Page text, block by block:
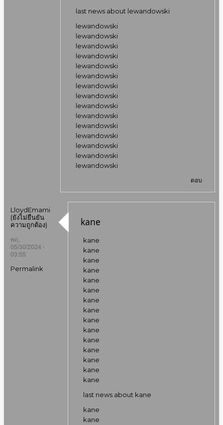
last news about lewandowski
lewandowski
lewandowski
lewandowski
lewandowski
lewandowski
lewandowski
lewandowski
lewandowski
lewandowski
lewandowski
lewandowski
lewandowski
lewandowski
lewandowski
lewandowski
ตอบ
LloydEmami
(ยังไม่ยืนยัน
ความถูกต้อง)
พฤ,
05/30/2024 -
03:55
Permalink
kane
kane
kane
kane
kane
kane
kane
kane
kane
kane
kane
kane
kane
kane
kane
kane
last news about kane
kane
kane